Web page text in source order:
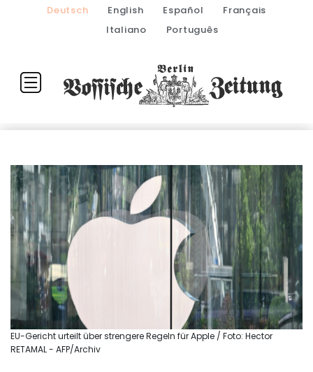
Deutsch English Español
Français
Italiano
Português
EU-Gericht urteilt über strengere Regeln für Apple / Foto: Hector
RETAMAL - AFP/Archiv